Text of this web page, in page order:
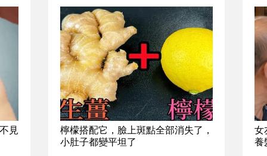
見
檸檬搭配它，臉上斑點全部消失了，
小肚子都變平坦了
女
養